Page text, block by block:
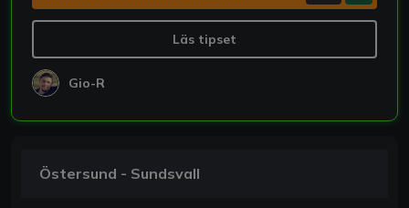
Läs tipset
Gio-R
Östersund - Sundsvall